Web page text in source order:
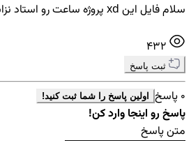
سلام فایل این xd پروژه ساعت رو استاد نزاشته از کجا دانلود کنیم
ثبت پاسخ
0 پاسخ اولین پاسخ را شما ثبت کنید!
پاسخ رو اینجا وارد کن!
متن پاسخ